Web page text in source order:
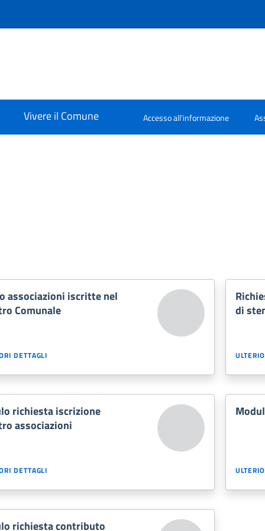
Vivere il Comune Accesso all'informazione
associazioni iscritte nel
Comunale
DETTAGLI
di
richiesta iscrizione
associazioni
DETTAGLI
richiesta contributo